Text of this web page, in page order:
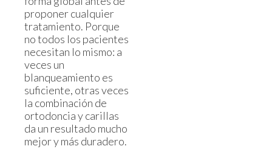
proponer cualquier
tratamiento. Porque
no todos los pacientes
necesitan lo mismo: a
veces un
blanqueamiento es
suficiente, otras veces
la combinación de
ortodoncia y carillas
da un resultado mucho
mejor y más duradero.